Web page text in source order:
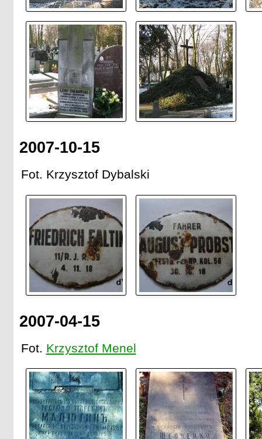
2007-10-15
Fot. Krzysztof Dybalski
2007-04-15
Fot. Krzysztof Menel